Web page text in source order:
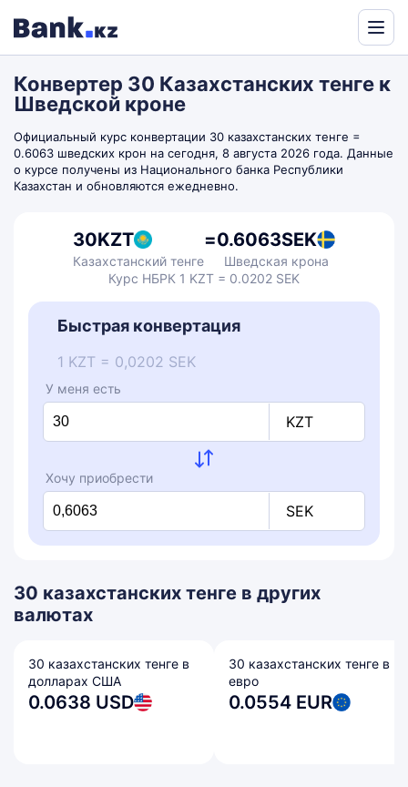
by
Translate
Конвертер 30 Казахстанских тенге к
Шведской кроне
Официальный курс конвертации 30 казахстанских тенге =
0.6063 шведских крон на сегодня, 8 августа 2026 года. Данные
о курсе получены из Национального банка Республики
Казахстан и обновляются ежедневно.
30KZT
Казахстанский тенге
=0.6063SEK
Шведская крона
Курс НБРК 1 KZT = 0.0202 SEK
Быстрая конвертация
1 KZT = 0,0202 SEK
У меня есть
KZT
Хочу приобрести
SEK
30 казахстанских тенге в других
валютах
30 казахстанских тенге в
долларах США
0.0638 USD
30 казахстанских тенге в
евро
0.0554 EUR